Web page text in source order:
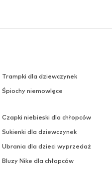
Trampki dla dziewczynek
Śpiochy niemowlęce
Czapki niebieski dla chłopców
Sukienki dla dziewczynek
Ubrania dla dzieci wyprzedaż
Bluzy Nike dla chłopców